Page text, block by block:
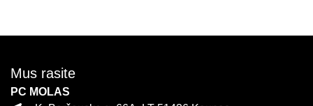
Mus rasite
PC MOLAS